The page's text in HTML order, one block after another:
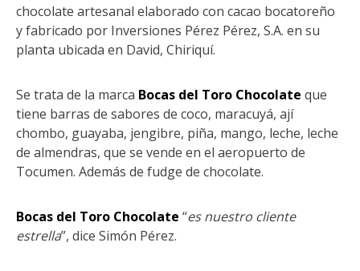
chocolate artesanal elaborado con cacao bocatoreño
y fabricado por Inversiones Pérez Pérez, S.A. en su
planta ubicada en David, Chiriquí.
Se trata de la marca Bocas del Toro Chocolate que
tiene barras de sabores de coco, maracuyá, ají
chombo, guayaba, jengibre, piña, mango, leche, leche
de almendras, que se vende en el aeropuerto de
Tocumen. Además de fudge de chocolate.
Bocas del Toro Chocolate “es nuestro cliente
estrella”, dice Simón Pérez.